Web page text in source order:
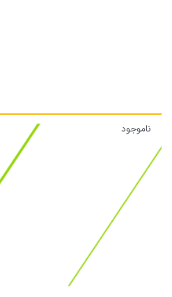
ناموجود